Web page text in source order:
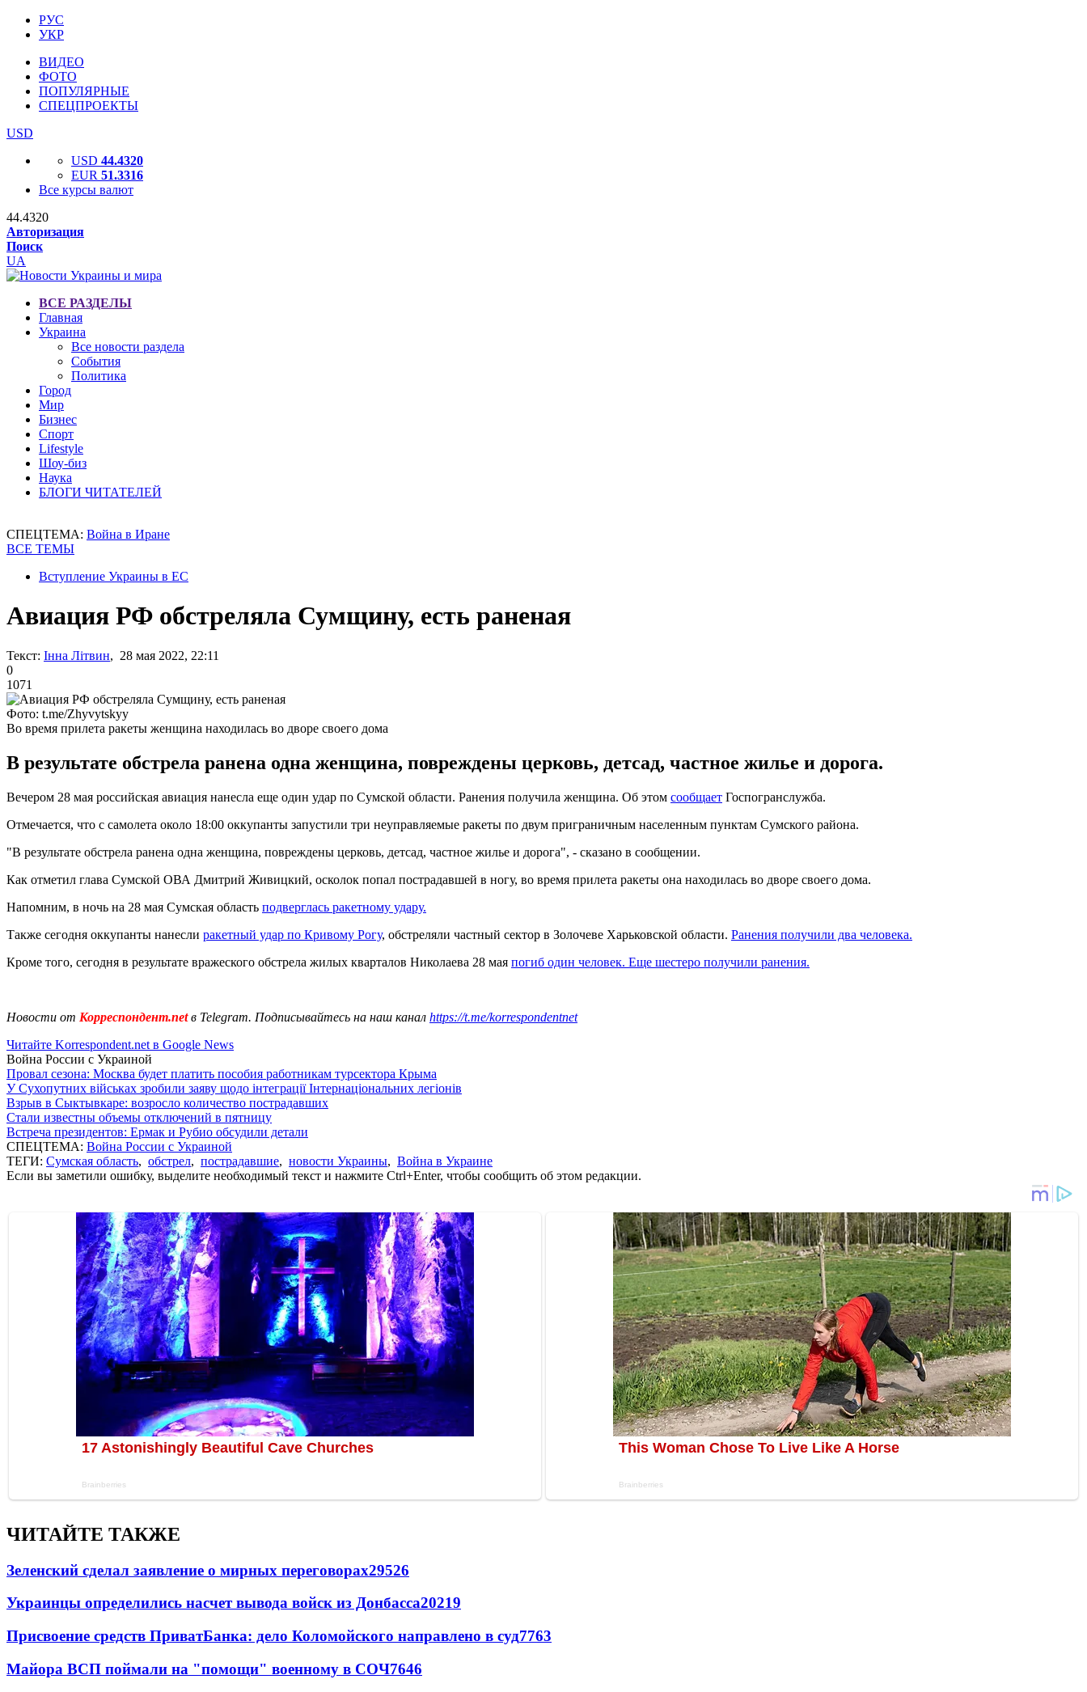
РУС
УКР
ВИДЕО
ФОТО
ПОПУЛЯРНЫЕ
СПЕЦПРОЕКТЫ
USD
USD 44.4320
EUR 51.3316
Все курсы валют
44.4320
Авторизация
Поиск
UA
ВСЕ РАЗДЕЛЫ
Главная
Украина
Все новости раздела
События
Политика
Город
Мир
Бизнес
Спорт
Lifestyle
Шоу-биз
Наука
БЛОГИ ЧИТАТЕЛЕЙ
СПЕЦТЕМА: Война в Иране
ВСЕ ТЕМЫ
Вступление Украины в ЕС
Авиация РФ обстреляла Сумщину, есть раненая
Текст: Інна Літвин, 28 мая 2022, 22:11
0
1071
Фото: t.me/Zhyvytskyy
Во время прилета ракеты женщина находилась во дворе своего дома
В результате обстрела ранена одна женщина, повреждены церковь, детсад, частное жилье и дорога.
Вечером 28 мая российская авиация нанесла еще один удар по Сумской области. Ранения получила женщина. Об этом сообщает Госпогранслужба.
Отмечается, что с самолета около 18:00 оккупанты запустили три неуправляемые ракеты по двум приграничным населенным пунктам Сумского района.
"В результате обстрела ранена одна женщина, повреждены церковь, детсад, частное жилье и дорога", - сказано в сообщении.
Как отметил глава Сумской ОВА Дмитрий Живицкий, осколок попал пострадавшей в ногу, во время прилета ракеты она находилась во дворе своего дома.
Напомним, в ночь на 28 мая Сумская область подверглась ракетному удару.
Также сегодня оккупанты нанесли ракетный удар по Кривому Рогу, обстреляли частный сектор в Золочеве Харьковской области. Ранения получили два человека.
Кроме того, сегодня в результате вражеского обстрела жилых кварталов Николаева 28 мая погиб один человек. Еще шестеро получили ранения.
Новости от Корреспондент.netв Telegram. Подписывайтесь на наш канал https://t.me/korrespondentnet
Читайте Korrespondent.net в Google News
Война России с Украиной
Провал сезона: Москва будет платить пособия работникам турсектора Крыма
У Сухопутних військах зробили заяву щодо інтеграції Інтернаціональних легіонів
Взрыв в Сыктывкаре: возросло количество пострадавших
Стали известны объемы отключений в пятницу
Встреча президентов: Ермак и Рубио обсудили детали
СПЕЦТЕМА: Война России с Украиной
ТЕГИ: Сумская область, обстрел, пострадавшие, новости Украины, Война в Украине
Если вы заметили ошибку, выделите необходимый текст и нажмите Ctrl+Enter, чтобы сообщить об этом редакции.
ЧИТАЙТЕ ТАКЖЕ
Зеленский сделал заявление о мирных переговорах29526
Украинцы определились насчет вывода войск из Донбасса20219
Присвоение средств ПриватБанка: дело Коломойского направлено в суд7763
Майора ВСП поймали на "помощи" военному в СОЧ7646